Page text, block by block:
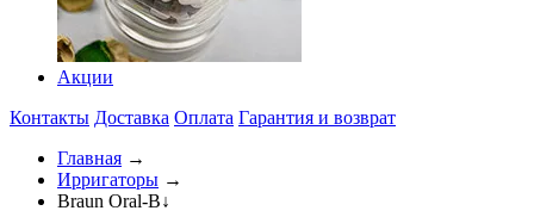
Акции
Контакты Доставка Оплата Гарантия и возврат
Главная →
Ирригаторы →
Braun Oral-B↓